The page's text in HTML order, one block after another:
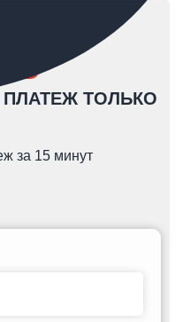
ТОЛЬКО
за 15 минут